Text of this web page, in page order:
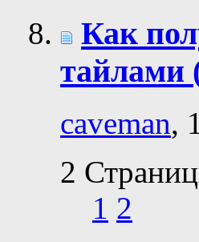
Как
тайлами
caveman,
2
1 2